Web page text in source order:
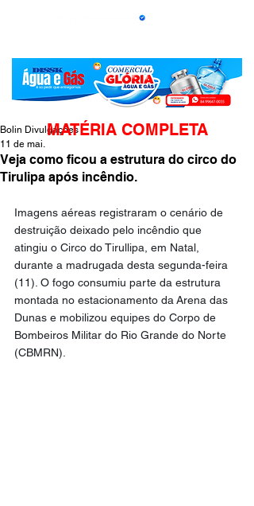
Veja como ficou a estrutura do circo do
Tirulipa após incêndio.
Bolin Divulgações
11 de mai.
Imagens aéreas registraram o cenário de
destruição deixado pelo incêndio que
atingiu o Circo do Tirullipa, em Natal,
durante a madrugada desta segunda-feira
(11). O fogo consumiu parte da estrutura
montada no estacionamento da Arena das
Dunas e mobilizou equipes do Corpo de
Bombeiros Militar do Rio Grande do Norte
(CBMRN).
MATÉRIA COMPLETA